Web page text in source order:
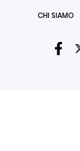
CHI SIAMO